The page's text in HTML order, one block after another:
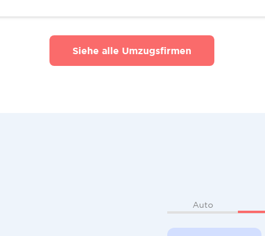
Siehe alle Umzugsfirmen
Auto